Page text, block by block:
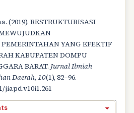
RESTRUKTURISASI
YANG EFEKTIF
KABUPATEN DOMPU
BARAT. Jurnal Ilmiah
Daerah, 10(1), 82–96.
jiapd.v10i1.261